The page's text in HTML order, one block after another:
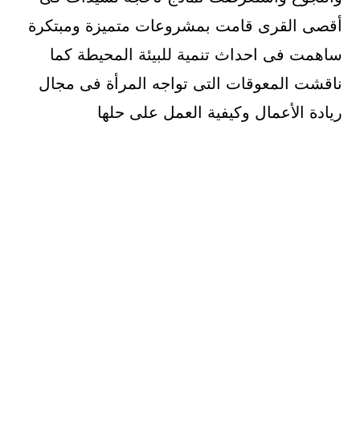
أقصى القرى قامت بمشروعات متميزة ومبتكرة
ساهمت فى احداث تنمية للبيئة المحيطة كما
ناقشت المعوقات التى تواجه المرأة فى مجال
ريادة الأعمال وكيفية العمل على حلها